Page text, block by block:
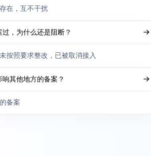
在，互不干扰
，为什么还是阻断？
按照要求整改，已被取消接入
其他地方的备案？
备案